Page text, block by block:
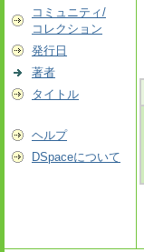
コミュニティ/
コレクション
発行日
著者
タイトル
ヘルプ
DSpaceについて